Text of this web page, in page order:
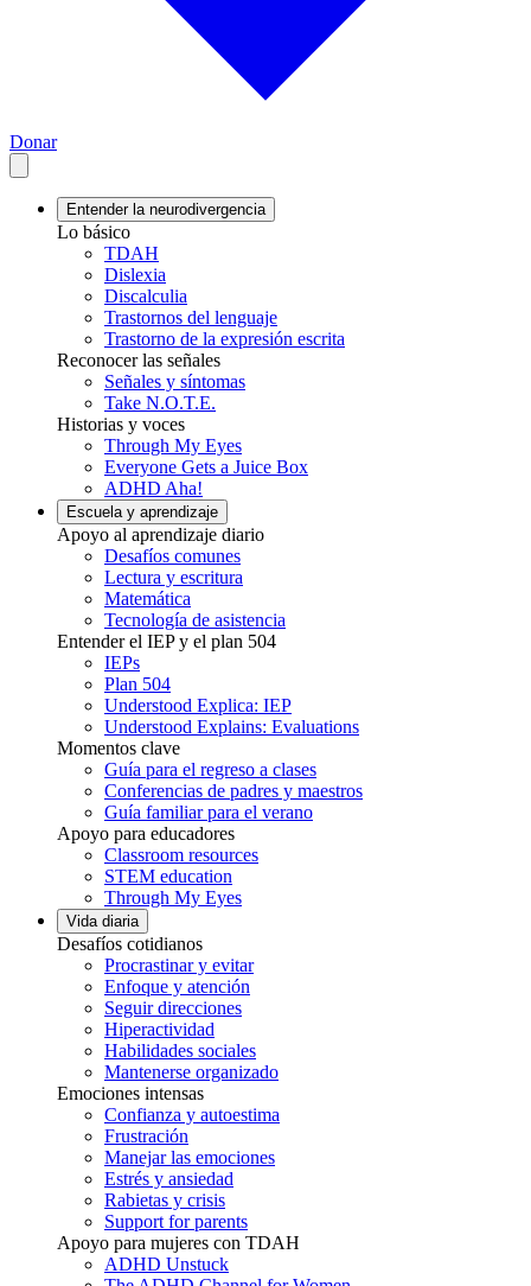
Donar
Entender la neurodivergencia
Lo básico
TDAH
Dislexia
Discalculia
Trastornos del lenguaje
Trastorno de la expresión escrita
Reconocer las señales
Señales y síntomas
Take N.O.T.E.
Historias y voces
Through My Eyes
Everyone Gets a Juice Box
ADHD Aha!
Escuela y aprendizaje
Apoyo al aprendizaje diario
Desafíos comunes
Lectura y escritura
Matemática
Tecnología de asistencia
Entender el IEP y el plan 504
IEPs
Plan 504
Understood Explica: IEP
Understood Explains: Evaluations
Momentos clave
Guía para el regreso a clases
Conferencias de padres y maestros
Guía familiar para el verano
Apoyo para educadores
Classroom resources
STEM education
Through My Eyes
Vida diaria
Desafíos cotidianos
Procrastinar y evitar
Enfoque y atención
Seguir direcciones
Hiperactividad
Habilidades sociales
Mantenerse organizado
Emociones intensas
Confianza y autoestima
Frustración
Manejar las emociones
Estrés y ansiedad
Rabietas y crisis
Support for parents
Apoyo para mujeres con TDAH
ADHD Unstuck